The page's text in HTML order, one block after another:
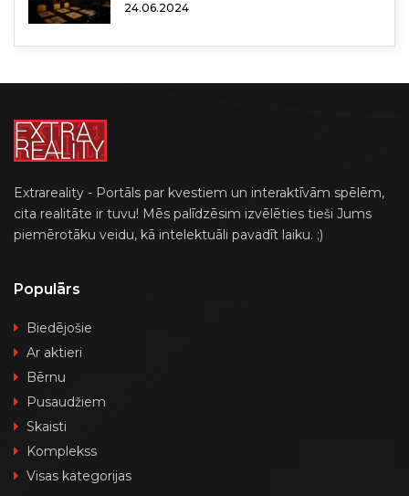
24.06.2024
Extrareality - Portāls par kvestiem un interaktīvām spēlēm,
cita realitāte ir tuvu! Mēs palīdzēsim izvēlēties tieši Jums
piemērotāku veidu, kā intelektuāli pavadīt laiku. ;)
Populārs
Biedējošie
Ar aktieri
Bērnu
Pusaudžiem
Skaisti
Komplekss
Visas kategorijas